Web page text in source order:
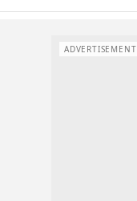
ADVERTISEMENT